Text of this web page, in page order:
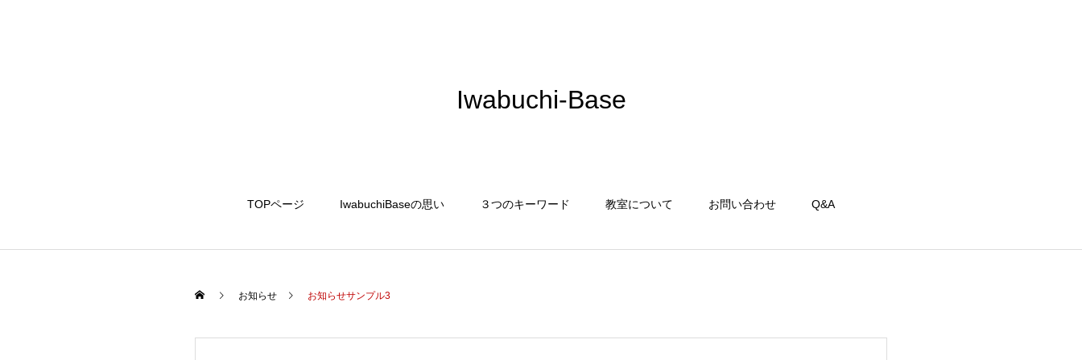
Iwabuchi-Base
TOPページ IwabuchiBaseの思い ３つのキーワード 教室について お問い合わせ Q&A
お知らせ お知らせサンプル3